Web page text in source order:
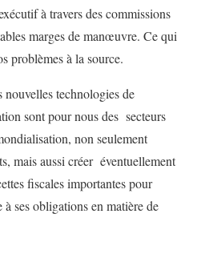
à travers des commissions
marges de manœuvre. Ce qui
problèmes à la source.
technologies de
sont pour nous des secteurs
non seulement
mais aussi créer éventuellement
fiscales importantes pour
ses obligations en matière de